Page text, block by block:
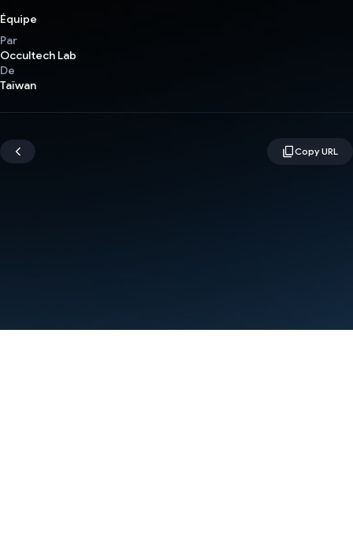
Équipe
Par
Occultech Lab
De
Taïwan